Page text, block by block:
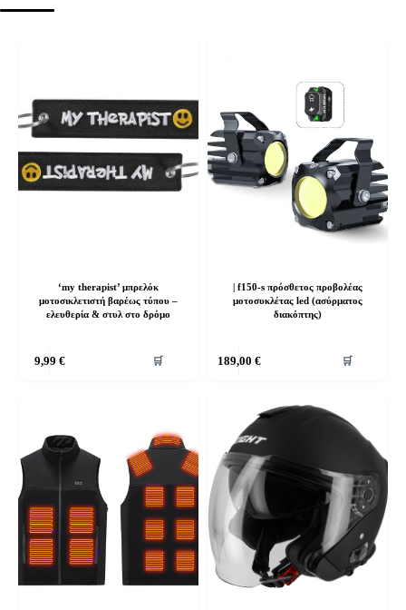
‘my therapist’ μπρελόκ
μοτοσικλετιστή βαρέως τύπου –
ελευθερία & στυλ στο δρόμο
9,99 € 🛒
| f150-s πρόσθετος προβολέας
μοτοσυκλέτας led (ασύρματος
διακόπτης)
189,00 € 🛒